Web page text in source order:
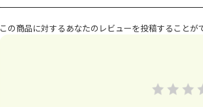
この商品に対するあなたのレビューを投稿することが